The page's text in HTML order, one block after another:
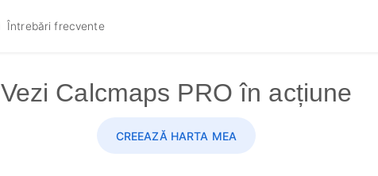
Întrebări frecvente
Vezi Calcmaps PRO în acțiune
CREEAZĂ HARTA MEA